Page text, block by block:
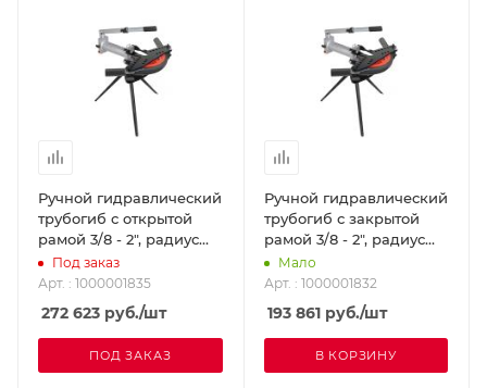
Ручной гидравлический
трубогиб с открытой
рамой 3/8 - 2", радиус
длинный SUPER-EGO
1000001835
Под заказ
Арт. : 1000001835
272 623 руб./шт
ПОД ЗАКАЗ
Ручной гидравлический
трубогиб с закрытой
рамой 3/8 - 2", радиус
короткий SUPER-EGO
1000001832
Мало
Арт. : 1000001832
193 861руб./шт
В КОРЗИНУ